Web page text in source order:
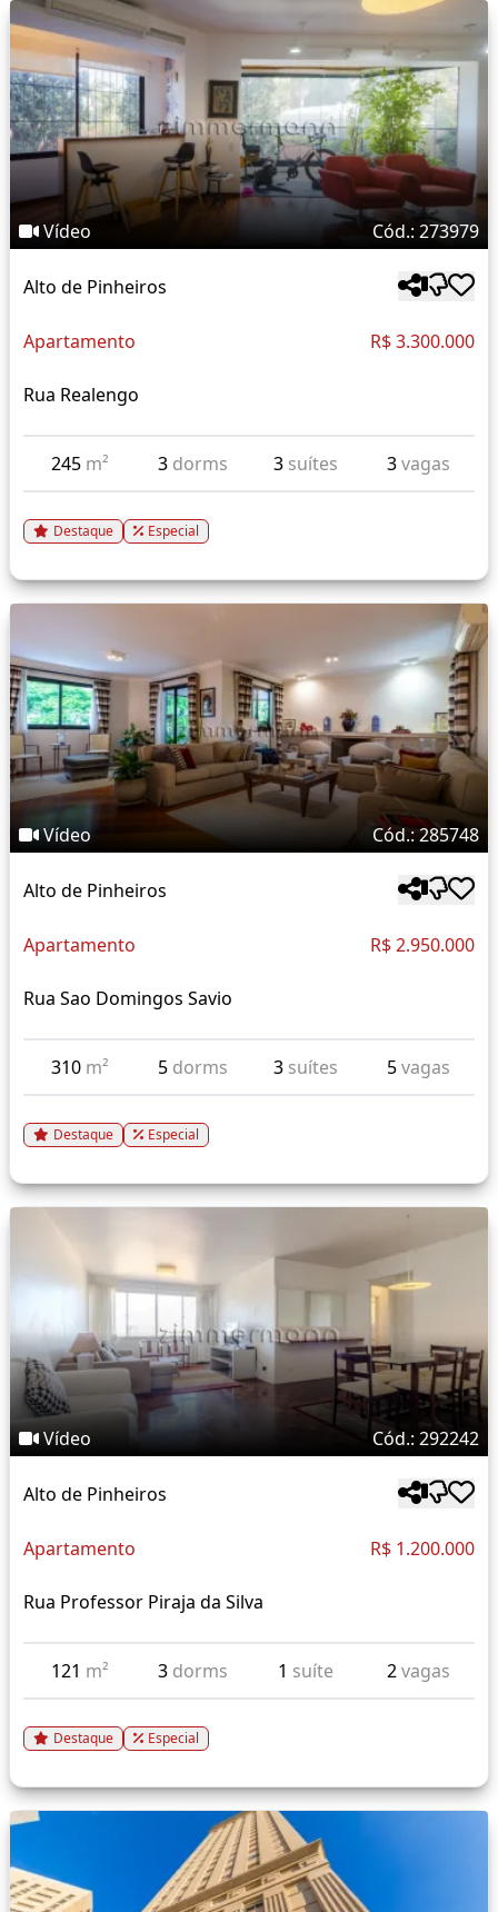
Vídeo Cód.: 273979
Alto de Pinheiros
Apartamento R$ 3.300.000
Rua Realengo
245 m² 3 dorms 3 suítes 3vagas
Destaque Especial
Vídeo Cód.: 285748
Alto de Pinheiros
Apartamento R$ 2.950.000
Rua Sao Domingos Savio
310 m² 5 dorms 3 suítes 5vagas
Destaque Especial
Vídeo Cód.: 292242
Alto de Pinheiros
Apartamento R$ 1.200.000
Rua Professor Piraja da Silva
121 m² 3 dorms 1 suíte 2vagas
Destaque Especial